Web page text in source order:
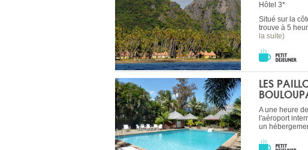
Hôtel 3*
Situé sur la
trouve à 5
la suite)
LES
A une heure
l'aéroport
un